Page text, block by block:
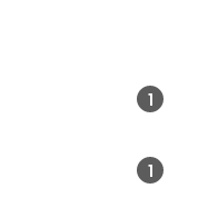
1
1